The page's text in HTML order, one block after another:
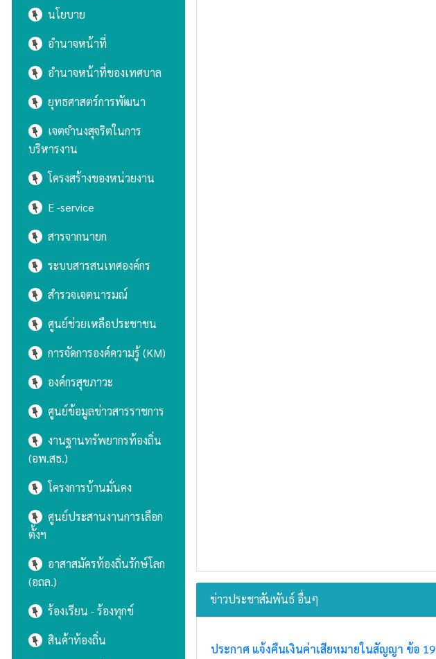
นโยบาย
อำนาจหน้าที่
อำนาจหน้าที่ของเทศบาล
ยุทธศาสตร์การพัฒนา
เจตจำนงสุจริตในการ
บริหารงาน
โครงสร้างของหน่วยงาน
E -service
สารจากนายก
ระบบสารสนเทศองค์กร
สำรวจเจตนารมณ์
ศูนย์ช่วยเหลือประชาชน
การจัดการองค์ความรู้ (KM)
องค์กรสุขภาวะ
ศูนย์ข้อมูลข่าวสารราชการ
งานฐานทรัพยากรท้องถิ่น
(อพ.สธ.)
โครงการบ้านมั่นคง
ศูนย์ประสานงานการเลือก
ตั้งฯ
อาสาสมัครท้องถิ่นรักษ์โลก
(อถล.)
ร้องเรียน - ร้องทุกข์
สินค้าท้องถิ่น
ข่าวประชาสัมพันธ์ อื่นๆ
ประกาศ แจ้งคืนเงินค่าเสียหมายในสัญญา ข้อ 19